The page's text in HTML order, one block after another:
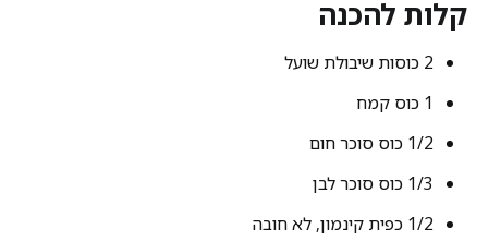
קלות להכנה
2 כוסות שיבולת שועל
1 כוס קמח
1/2 כוס סוכר חום
1/3 כוס סוכר לבן
1/2 כפית קינמון, לא חובה